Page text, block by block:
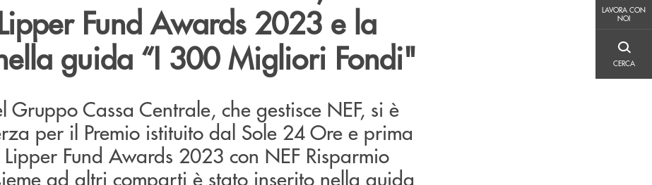
LAVORA CON
NOI
CERCA
Fund Awards 2023 e la
guida “I 300 Migliori Fondi"
Gruppo Cassa Centrale, che gestisce NEF, si è
per il Premio istituito dal Sole 24 Ore e prima
Fund Awards 2023 con NEF Risparmio
ad altri comparti è stato inserito nella guida